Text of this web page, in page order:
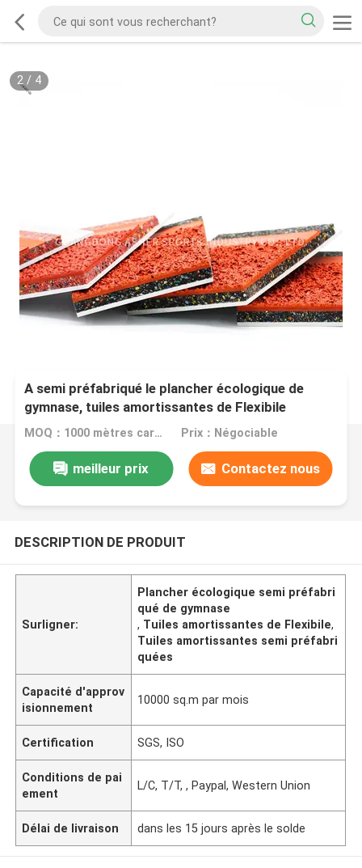
2/ 4
A semi préfabriqué le plancher écologique de
gymnase, tuiles amortissantes de Flexibile
MOQ：1000 mètres carrés Prix：Négociable
meilleur prix Contactez nous
DESCRIPTION DE PRODUIT
Surligner:
Plancher écologique semi préfabri
qué de gymnase
, Tuiles amortissantes de Flexibile,
Tuiles amortissantes semi préfabri
quées
Capacité d'approv
isionnement
10000 sq.m par mois
Certification SGS, ISO
Conditions de pai
ement
L/C, T/T, , Paypal, Western Union
Délai de livraison dans les 15 jours après le solde